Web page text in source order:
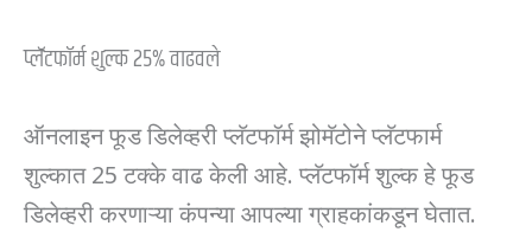
प्लॅटफॉर्म शुल्क 25% वाढवले
ऑनलाइन फूड डिलेव्हरी प्लॅटफॉर्म झोमॅटोने प्लॅटफार्म
शुल्कात 25 टक्के वाढ केली आहे. प्लॅटफॉर्म शुल्क हे फूड
डिलेव्हरी करणाऱ्या कंपन्या आपल्या ग्राहकांकडून घेतात.